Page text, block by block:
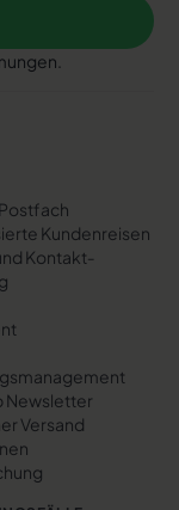
Kundenreisen
Kontakt­
Newsletter
Versand